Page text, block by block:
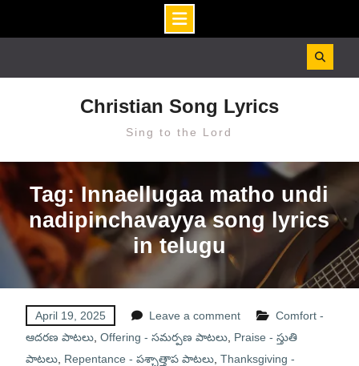
Christian Song Lyrics
Sing to the Lord
Tag: Innaellugaa matho undi
nadipinchavayya song lyrics
in telugu
April 19, 2025 Leave a comment
Comfort -
ఆదరణ పాటలు, Offering - సమర్పణ పాటలు, Praise - స్తుతి
పాటలు, Repentance - పశ్చాత్తాప పాటలు, Thanksgiving -